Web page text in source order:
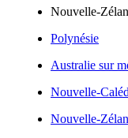
Nouvelle-
Polynésie
Australie sur
Nouvelle-
Nouvelle-